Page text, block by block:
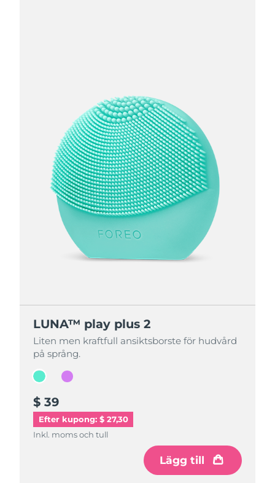
LUNA™ play plus 2
Liten men kraftfull ansiktsborste för hudvård
på språng.
$ 39
Efter kupong: $ 27,30
Inkl. moms och tull
Lägg till
LUNA™ play plus 2
Liten men kraftfull ansiktsborste för hudvård
på språng.
$ 39
Inkl. moms och tull
Lägg till